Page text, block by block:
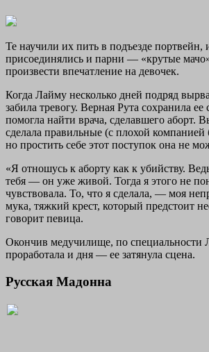
Те научили их пить в подъезде портвейн,
присоединялись и парни — «крутые
произвести впечатление на девочек.
Когда Лайму несколько дней подряд
забила тревогу. Верная Рута сохранила ее
помогла найти врача, сделавшего аборт.
сделала правильные (с плохой
но простить себе этот поступок она не
«Я отношусь к аборту как к убийству.
тебя — он уже живой. Тогда я этого не
чувствовала. То, что я сделала, — моя
мука, тяжкий крест, который предстоит
говорит певица.
Окончив медучилище, по специальности
проработала и дня — ее затянула сцена.
Русская Мадонна